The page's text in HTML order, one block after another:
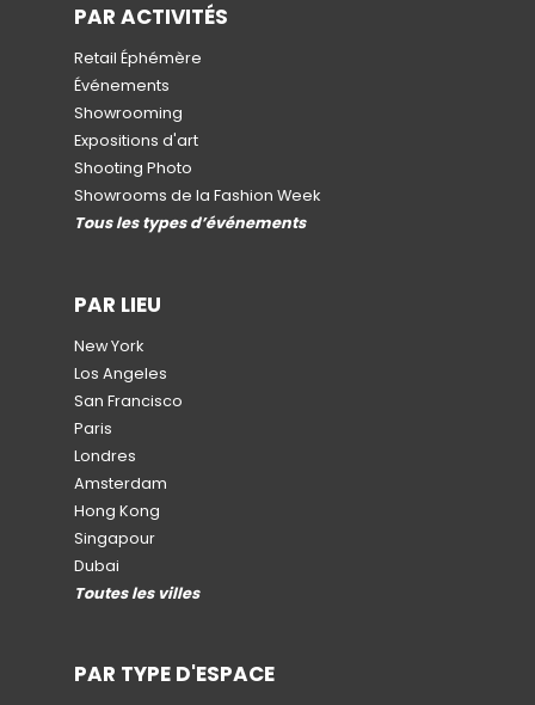
PAR ACTIVITÉS
Retail Éphémère
Événements
Showrooming
Expositions d'art
Shooting Photo
Showrooms de la Fashion Week
Tous les types d’événements
PAR LIEU
New York
Los Angeles
San Francisco
Paris
Londres
Amsterdam
Hong Kong
Singapour
Dubai
Toutes les villes
PAR TYPE D'ESPACE